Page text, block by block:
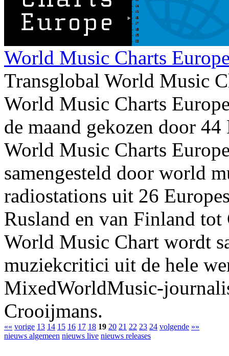
World Music Charts
Transglobal World Music
World Music Charts
de maand gekozen door
World Music Charts
samengesteld door world
radiostations uit 26
Rusland en van Finland
World Music Chart wordt
muziekcritici uit de hele
MixedWorldMusic-
Crooijmans.
«« vorige 13 14 15 16 17 18 19 20 21 22 23 24 volgende »»
nieuws algemeen nieuws live nieuws releases